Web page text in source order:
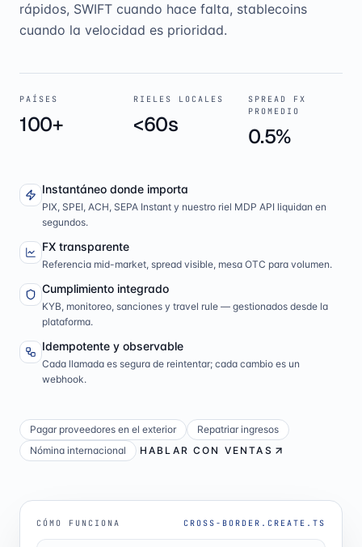
rápidos, SWIFT cuando hace falta, stablecoins
cuando la velocidad es prioridad.
PAÍSES
100+
RIELES LOCALES
<60s
SPREAD FX
PROMEDIO
0.5%
Instantáneo donde importa
PIX, SPEI, ACH, SEPA Instant y nuestro riel MDP API liquidan en
segundos.
FX transparente
Referencia mid-market, spread visible, mesa OTC para volumen.
Cumplimiento integrado
KYB, monitoreo, sanciones y travel rule — gestionados desde la
plataforma.
Idempotente y observable
Cada llamada es segura de reintentar; cada cambio es un
webhook.
Pagar proveedores en el exterior
Repatriar ingresos
Nómina internacional
HABLAR CON VENTAS
CÓMO FUNCIONA CROSS-BORDER.CREATE.TS